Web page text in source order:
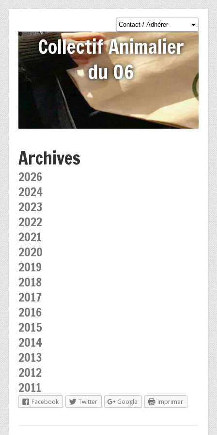
Collectif Animalier
du 06
Archives
2026
2024
2023
2022
2021
2020
2019
2018
2017
2016
2015
2014
2013
2012
2011
Facebook Twitter Google Imprimer